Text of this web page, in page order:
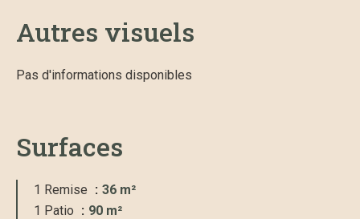
Autres visuels
Pas d'informations disponibles
Surfaces
1 Remise
36 m²
1 Patio
90 m²